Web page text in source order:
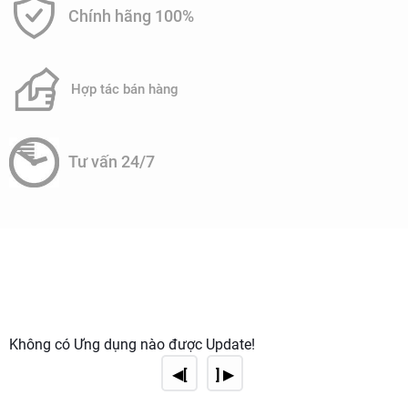
Chính hãng 100%
Hợp tác bán hàng
Tư vấn 24/7
Không có Ứng dụng nào được Update!
◀[
] ▶